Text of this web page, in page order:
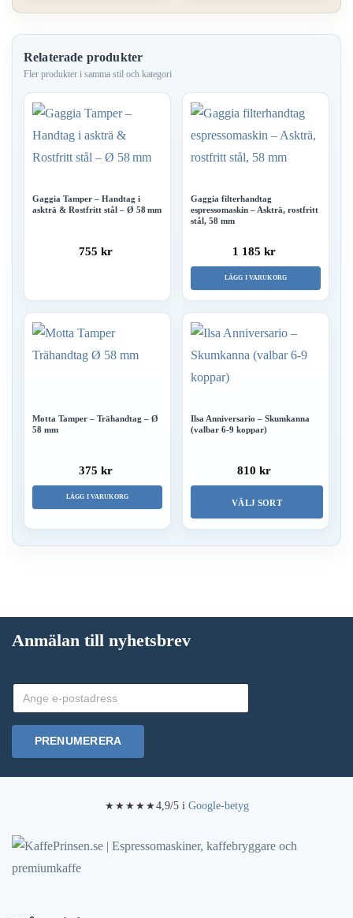
Relaterade produkter
Gaggia Tamper – Handtag i
askträ & Rostfritt stål – Ø 58 mm
755 kr
Gaggia filterhandtag
espressomaskin – Askträ, rostfritt
stål, 58 mm
1 185 kr
LÄGG I VARUKORG
Motta Tamper – Trähandtag – Ø
58 mm
375 kr
LÄGG I VARUKORG
Ilsa Anniversario – Skumkanna
(valbar 6-9 koppar)
810 kr
VÄLJ SORT
Den
här
flera
varianter.
olika
Anmälan till nyhetsbrev
PRENUMERERA
★★★★★4,9/5 i Google-betyg